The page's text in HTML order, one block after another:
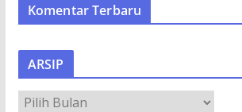
Komentar Terbaru
ARSIP